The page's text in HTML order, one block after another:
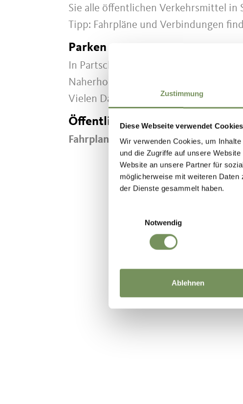
Zustimmung
Diese Webseite verwendet Cookies
Wir verwenden Cookies, um
und die Zugriffe auf unsere
Website an unsere Partner für
möglicherweise mit weiteren
der Dienste gesammelt haben.
Notwendig
Ablehnen
Sie alle öffentlichen Verkehrsmittel in
Tipp: Fahrpläne und Verbindungen
Parken
In Partschins sind die
Naherholungsgebietes empfehlen
Vielen Dank für Ihren Beitrag!
Öffentliche Verkehrsmittel
Fahrplansuche: https://